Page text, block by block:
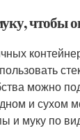
чтобы
можно
и сухом
и муку по